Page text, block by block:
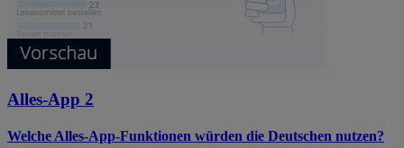
Alles-App 2
Welche Alles-App-Funktionen würden die Deutschen nutzen?